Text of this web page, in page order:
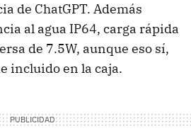
de ChatGPT. Además
al agua IP64, carga rápida
de 7.5W, aunque eso sí,
incluido en la caja.